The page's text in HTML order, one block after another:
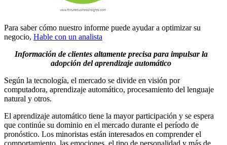
Para saber cómo nuestro informe puede ayudar a optimizar su
negocio, Hable con un analista
Información de clientes altamente precisa para impulsar la
adopción del aprendizaje automático
Según la tecnología, el mercado se divide en visión por
computadora, aprendizaje automático, procesamiento del lenguaje
natural y otros.
El aprendizaje automático tiene la mayor participación y se espera
que continúe su dominio en el mercado durante el período de
pronóstico. Los minoristas están interesados ​​en comprender el